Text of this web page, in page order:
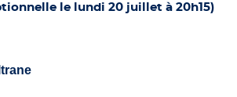
le lundi 20 juillet à 20h15)